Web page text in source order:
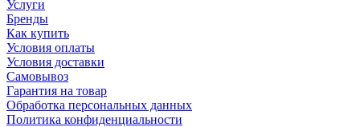
Услуги
Бренды
Как купить
Условия оплаты
Условия доставки
Самовывоз
Гарантия на товар
Обработка персональных данных
Политика конфиденциальности